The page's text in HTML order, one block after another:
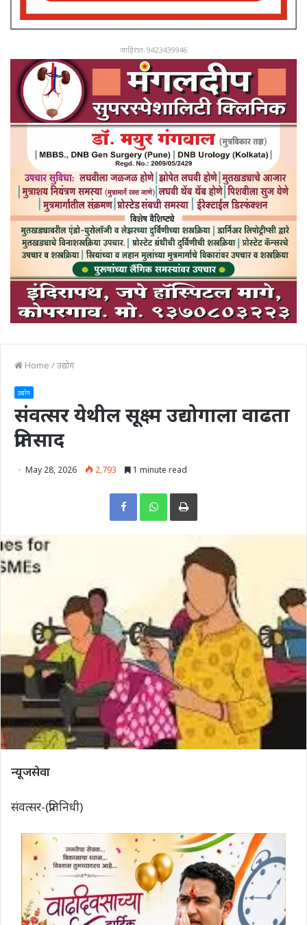
जाहिरात-9423439946
Home /उद्योग
उद्योग
संवत्सर येथील सूक्ष्म उद्योगाला वाढता
प्रतिसाद
May 28, 2026 2,793 1 minute read
Print
न्यूजसेवा
संवत्सर-(प्रतिनिधी)